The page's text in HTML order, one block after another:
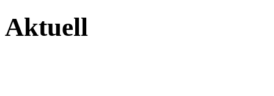
Aktuell